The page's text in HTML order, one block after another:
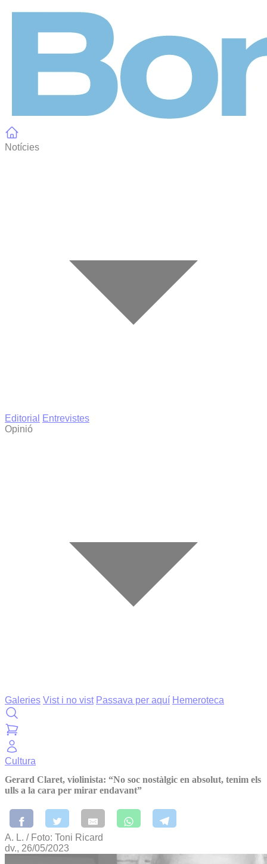
Notícies
Editorial
Entrevistes
Opinió
Galeries Vist i no vist Passava per aquí Hemeroteca
Cultura
Gerard Claret, violinista: “No soc nostàlgic en absolut, tenim els
ulls a la cara per mirar endavant”
A. L. / Foto: Toni Ricard
dv., 26/05/2023